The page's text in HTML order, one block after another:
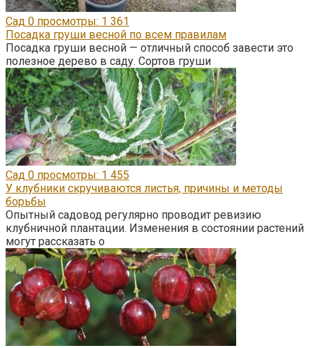
Сад 0 просмотры: 1 361
Посадка груши весной по всем правилам
Посадка груши весной — отличный способ завести это
полезное дерево в саду. Сортов груши
Сад 0 просмотры: 1 455
У клубники скручиваются листья, причины и методы
борьбы
Опытный садовод регулярно проводит ревизию
клубничной плантации. Изменения в состоянии растений
могут рассказать о